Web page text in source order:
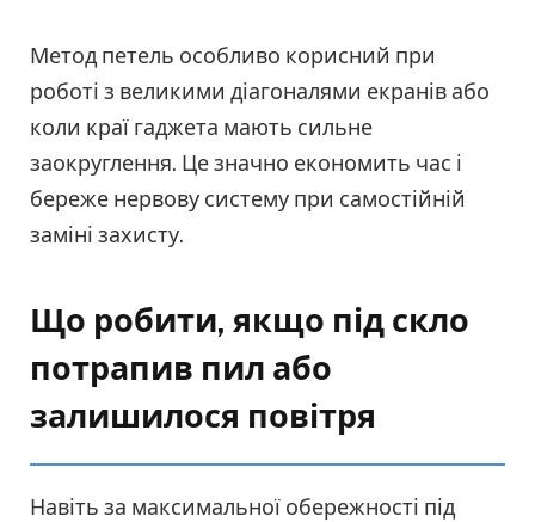
Метод петель особливо корисний при
роботі з великими діагоналями екранів або
коли краї гаджета мають сильне
заокруглення. Це значно економить час і
береже нервову систему при самостійній
заміні захисту.
Що робити, якщо під скло
потрапив пил або
залишилося повітря
Навіть за максимальної обережності під